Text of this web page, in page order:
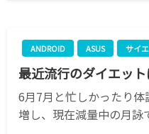
ANDROID ASUS サイ
最近流行のダイエッ
6月7月と忙しかったり
増し、現在減量中の月詠